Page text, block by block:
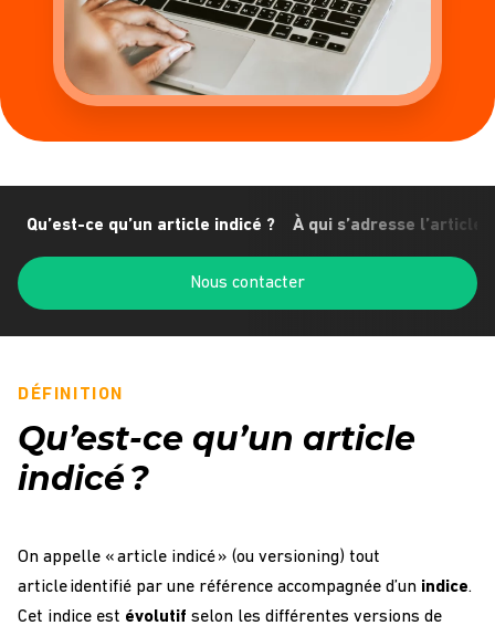
Qu’est-ce qu’un article indicé ? À qui s’adresse l’article
Nous contacter
DÉFINITION
Qu’est-ce qu’un article
indicé ?
On appelle « article indicé » (ou versioning) tout
article identifié par une référence accompagnée d’un indice.
Cet indice est évolutif selon les différentes versions de